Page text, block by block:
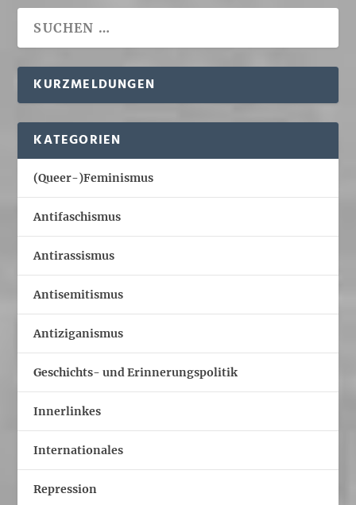
KURZMELDUNGEN
KATEGORIEN
(Queer-)Feminismus
Antifaschismus
Antirassismus
Antisemitismus
Antiziganismus
Geschichts- und Erinnerungspolitik
Innerlinkes
Internationales
Repression